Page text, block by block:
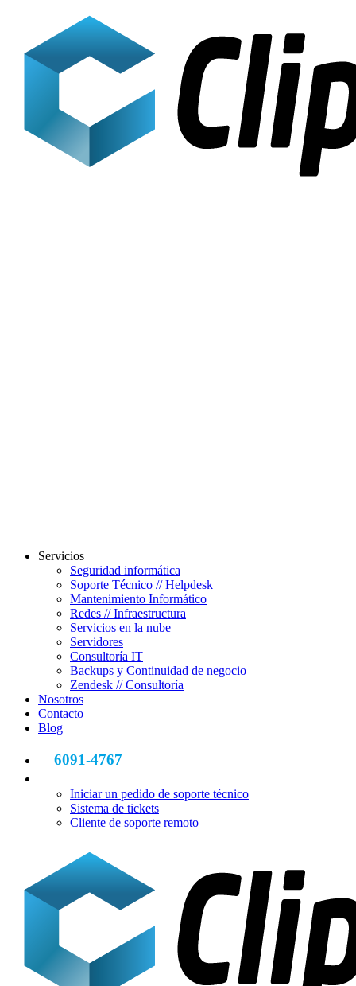
Servicios
Seguridad informática
Soporte Técnico // Helpdesk
Mantenimiento Informático
Redes // Infraestructura
Servicios en la nube
Servidores
Consultoría IT
Backups y Continuidad de negocio
Zendesk // Consultoría
Nosotros
Contacto
Blog
6091-4767
Iniciar un pedido de soporte técnico
Sistema de tickets
Cliente de soporte remoto